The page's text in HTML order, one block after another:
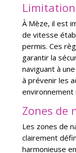
À Mèze, il est
de vitesse
permis. Ces
garantir la
naviguant à
à prévenir les
environnement
Zones de
Les zones de
clairement
harmonieuse